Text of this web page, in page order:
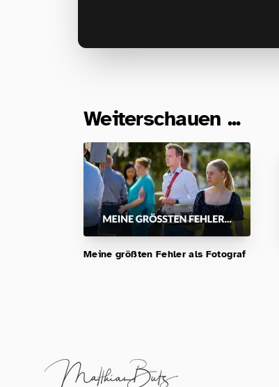
Weiterschauen ...
Meine größten Fehler als Fotograf